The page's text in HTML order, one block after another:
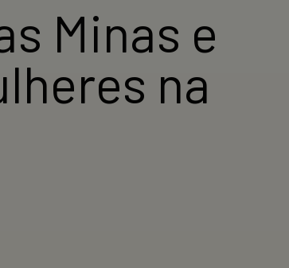
Minas e
na